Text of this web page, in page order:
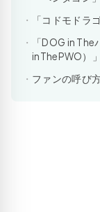
「コドモドラ
「DOG in
inThePWO）
ファンの呼び